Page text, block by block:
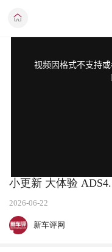
视频因格式不支持
小更新 大体验
2026-06-22
新车评网